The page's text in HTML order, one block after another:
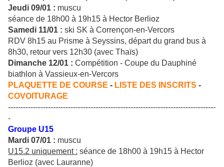
Jeudi 09/01 : muscu
séance de 18h00 à 19h15 à Hector Berlioz
Samedi 11/01 : ski SK à Corrençon-en-Vercors
RDV 8h15 au Prisme à Seyssins, départ du grand bus à
8h30, retour vers 12h30 (avec Thaïs)
Dimanche 12/01 : Compétition - Coupe du Dauphiné
biathlon à Vassieux-en-Vercors
PLAQUETTE DE COURSE - LISTE DES INSCRITS -
COVOITURAGE
-----------------------------------------------------------------------------------
-
Groupe U15
Mardi 07/01 : muscu
U15.2 uniquement : séance de 18h00 à 19h15 à Hector
Berlioz (avec Lauranne)